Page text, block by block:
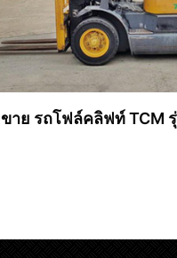
ขาย รถโฟล์คลิฟท์ TCM